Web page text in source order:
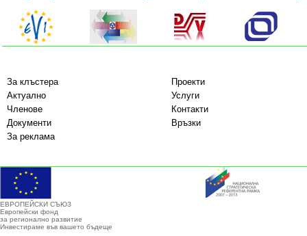
За клъстера
Проекти
Актуално
Услуги
Членове
Контакти
Документи
Връзки
За реклама
ЕВРОПЕЙСКИ СЪЮЗ
Европейски фонд
за регионално развитие
Инвестираме във вашето бъдеще